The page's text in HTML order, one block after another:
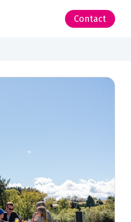
Contact